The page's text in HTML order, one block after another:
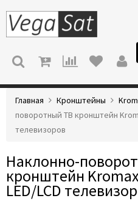
МЕНЮ
Главная Кронштейны
поворотный ТВ кронштейн
телевизоров
Наклонно-
кронштейн
LED/LCD